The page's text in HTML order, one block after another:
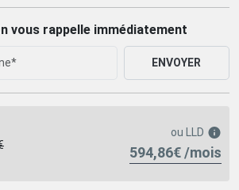
vous rappelle immédiatement
ENVOYER
ou LLD
594,86€ /mois